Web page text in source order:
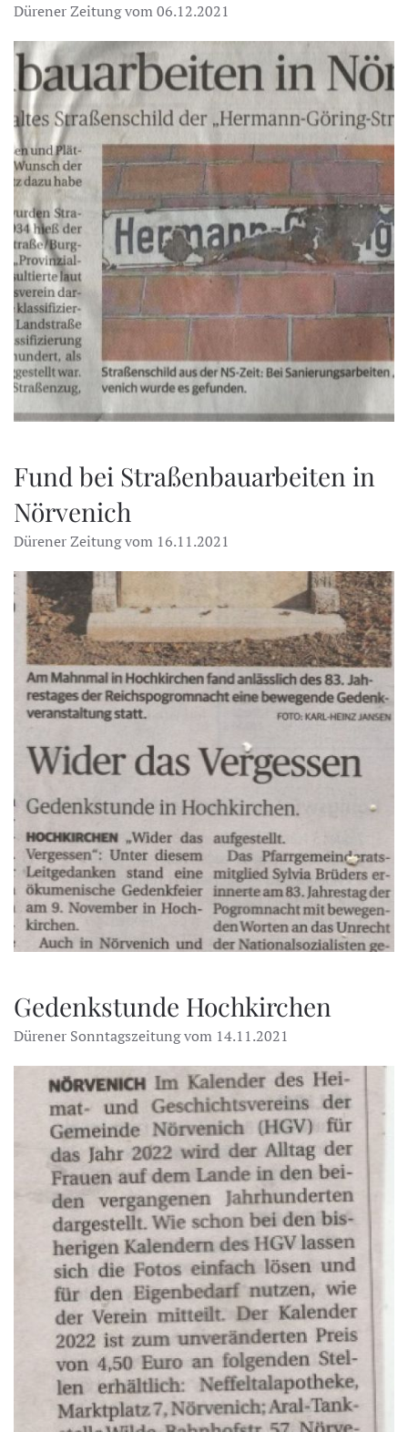
Dürener Zeitung vom 06.12.2021
Fund bei Straßenbauarbeiten in
Nörvenich
Dürener Zeitung vom 16.11.2021
Gedenkstunde Hochkirchen
Dürener Sonntagszeitung vom 14.11.2021